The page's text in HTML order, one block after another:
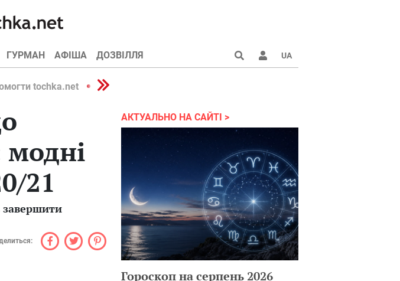
ГУРМАН АФІША ДОЗВІЛЛЯ UA
tochka.net Війна в Україні 2022
21
завершити
АКТУАЛЬНО НА САЙТІ
Гороскоп на серпень 2026